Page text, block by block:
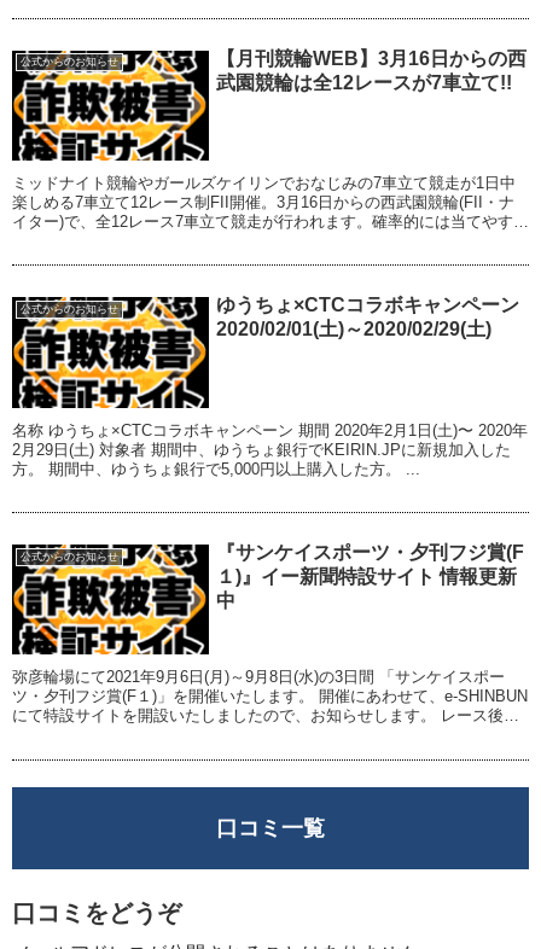
公式からのお知らせ
【月刊競輪WEB】3月16日からの西
武園競輪は全12レースが7車立て!!
ミッドナイト競輪やガールズケイリンでおなじみの7車立て競走が1日中
楽しめる7車立て12レース制FII開催。3月16日からの西武園競輪(FII・ナ
イター)で、全12レース7車立て競走が行われます。確率的には当てやすい
公式からのお知らせ
ゆうちょ×CTCコラボキャンペーン
2020/02/01(土)～2020/02/29(土)
名称 ゆうちょ×CTCコラボキャンペーン 期間 2020年2月1日(土)〜 2020年
2月29日(土) 対象者 期間中、ゆうちょ銀行でKEIRIN.JPに新規加入した
方。 期間中、ゆうちょ銀行で5,000円以上購入した方。 ...
公式からのお知らせ
『サンケイスポーツ・夕刊フジ賞(F
１)』イー新聞特設サイト 情報更新
中
弥彦輪場にて2021年9月6日(月)～9月8日(水)の3日間 「サンケイスポー
ツ・夕刊フジ賞(F１)」を開催いたします。 開催にあわせて、e-SHINBUN
にて特設サイトを開設いたしましたので、お知らせします。 レース後の
口コミ一覧
口コミをどうぞ